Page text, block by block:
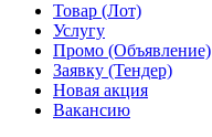
Товар (Лот)
Услугу
Промо (Объявление)
Заявку (Тендер)
Новая акция
Вакансию